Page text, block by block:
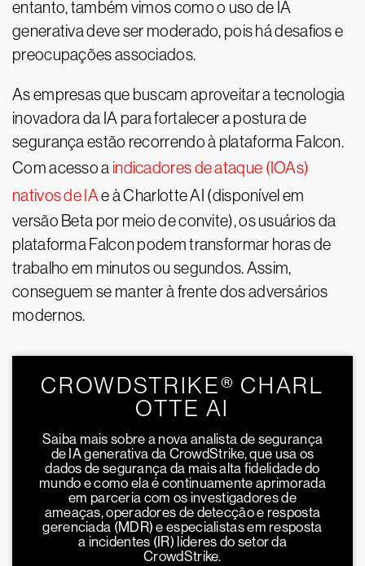
entanto, também vimos como o uso de IA
generativa deve ser moderado, pois há desafios e
preocupações associados.
As empresas que buscam aproveitar a tecnologia
inovadora da IA para fortalecer a postura de
segurança estão recorrendo à plataforma Falcon.
Com acesso a indicadores de ataque (IOAs)
nativos de IAe à Charlotte AI (disponível em
versão Beta por meio de convite), os usuários da
plataforma Falcon podem transformar horas de
trabalho em minutos ou segundos. Assim,
conseguem se manter à frente dos adversários
modernos.
CROWDSTRIKE® CHARL
OTTE AI
Saiba mais sobre a nova analista de segurança
de IA generativa da CrowdStrike, que usa os
dados de segurança da mais alta fidelidade do
mundo e como ela é continuamente aprimorada
em parceria com os investigadores de
ameaças, operadores de detecção e resposta
gerenciada (MDR) e especialistas em resposta
a incidentes (IR) líderes do setor da
CrowdStrike.